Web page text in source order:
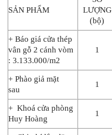
SẢN PHẨM
LƯỢNG
(bộ)
+ Báo giá cửa thép
vân gỗ 2 cánh vòm
: 3.133.000/m2
1
+ Phào giả mặt
sau
1
+ Khoá cửa phòng
Huy Hoàng
1